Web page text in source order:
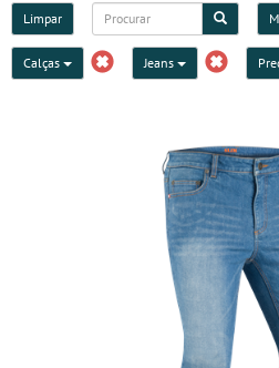
Limpar
Calças Jeans